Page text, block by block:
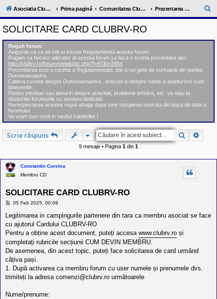
l
u
V
c
o
m
u
n
i
t
a
t
e
a
p
o
s
e
r
i
l
o
d
r
u
l
o
t
s
a
u
o
u
Asociatia ClubRV-RO Prima pagină Comunitatea ClubRV Prezentarea membrilor
ă
SOLICITARE CARD CLUBRV-RO
Reguli forum
Asigurati-va ca ati citit si insusit Regulamentul acestui forum.
Rugam ca fiecare utilizator al acestui forum sa faca o scurta prezentare aici:
http://clubrv.ro/forum/viewtopic.php?f=97&t=3454
Prezentarea este o cerinta a Regulamentului, dar si un gest de curtoazie din partea
Dumneavoastra.
Cateva cuvinte despre Dumneavoastra , precum si despre rulota si autoturism sunt
binevenite.
Pentru intrebari sau lamuriri despre activitati, probleme tehnice, etc. va stau la
dispozitie forumurile cu sectiuni dedicate.
Nerespectarea acestor reguli atrage dupa sine stergerea userului din baza de date a
forumului.
Va uram bun venit in randul rulotistilor !
Scrie răspuns Căutare
9 mesaje • Pagina 1 din 1
Constantin Curelea
Membru CD
SOLICITARE CARD CLUBRV-RO
M
s
a
j
05 Feb 2025, 00:09
Legitimarea in campingurile partenere din tara ca membru asociat se face
cu ajutorul Cardului CLUBRV-RO
Pentru a obține acest document, puteți accesa www.clubrv.ro și
completați rubricile secțiunii CUM DEVIN MEMBRU.
De asemenea, din acest topic, puteți face solicitarea de card urmând
câțiva pași.
1. După activarea ca membru forum cu user numele și prenumele dvs.
trimiteți la adresa comenzi@clubrv.ro următoarele
Nume/prenume: